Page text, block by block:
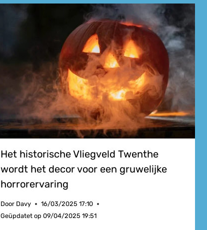
Het historische Vliegveld Twenthe
wordt het decor voor een gruwelijke
horrorervaring
Door Davy
16/03/2025 17:10
Geüpdatet op 09/04/2025 19:51